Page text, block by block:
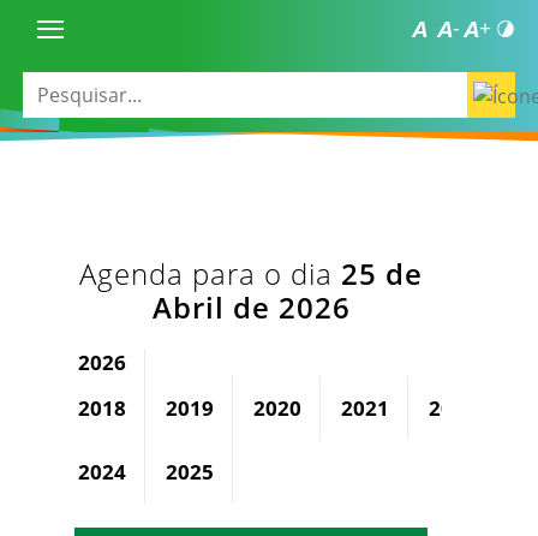
Agenda para o dia 25 de
Abril de 2026
2026
2018
2019 2020 2021 2022
2024 2025